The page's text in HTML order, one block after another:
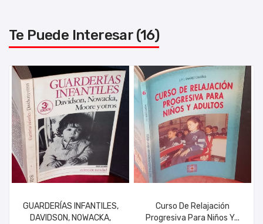
Te Puede Interesar (16)
GUARDERÍAS INFANTILES,
DAVIDSON, NOWACKA,
Curso De Relajación
Progresiva Para Niños Y...